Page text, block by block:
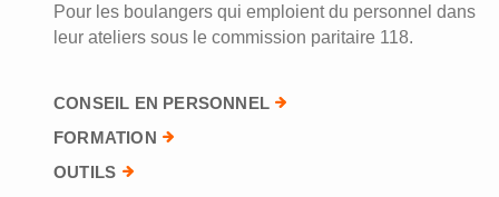
Pour les boulangers qui emploient du personnel dans
leur ateliers sous le commission paritaire 118.
CONSEIL EN PERSONNEL
FORMATION
OUTILS